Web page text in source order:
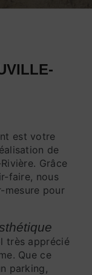
est votre
de
Grâce
faire, nous
mesure pour
très apprécié
Que ce
parking,